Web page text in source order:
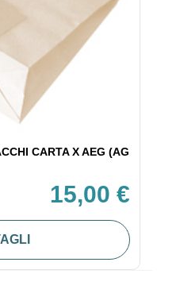
CARTA X AEG (AG
15,00 €